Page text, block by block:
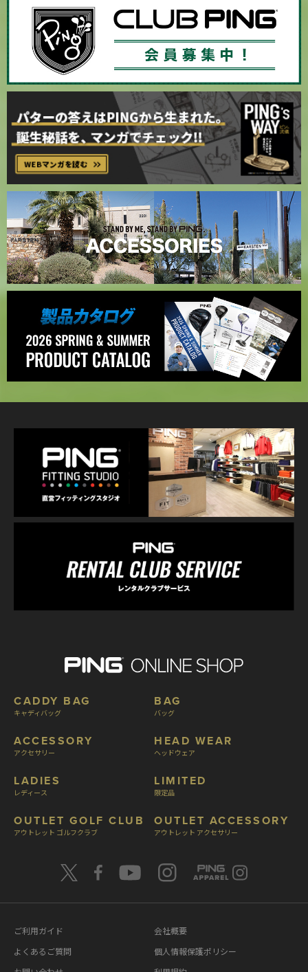
CADDY BAG
キャディバッグ
ACCESSORY
アクセサリー
LADIES
レディース
OUTLET GOLF CLUB
アウトレット ゴルフクラブ
BAG
バッグ
HEAD WEAR
ヘッドウェア
LIMITED
限定品
OUTLET ACCESSORY
アウトレット アクセサリー
ご利用ガイド
よくあるご質問
会社概要
個人情報保護ポリシー